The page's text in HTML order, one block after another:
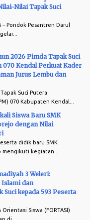
Nilai Tapak Suci
– Pondok Pesantren Darul
2026 Pimda Tapak Suci
Kendal Perkuat Kader
Jurus Lembu dan
Suci Putera
070 Kabupaten Kendal...
Siswa Baru SMK
dengan Nilai
didik baru SMK
mengikuti kegiatan...
3 Weleri:
Islami dan
Suci kepada 593 Peserta
Siswa (FORTASI)